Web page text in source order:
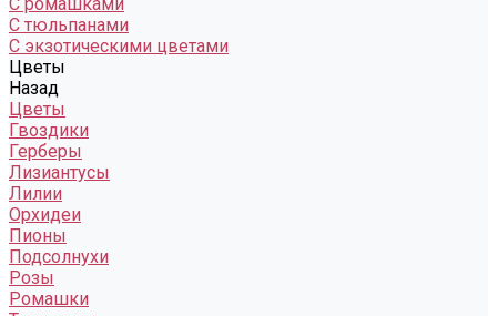
С тюльпанами
С экзотическими цветами
Цветы
Назад
Цветы
Гвоздики
Герберы
Лизиантусы
Лилии
Орхидеи
Пионы
Подсолнухи
Розы
Ромашки